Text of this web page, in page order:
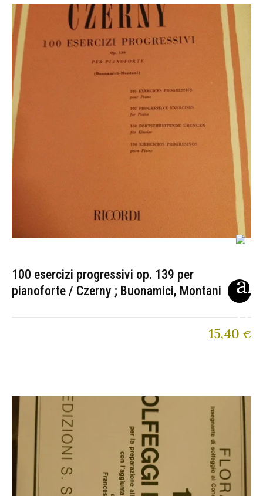
100 esercizi progressivi op. 139 per
pianoforte / Czerny ; Buonamici, Montani
15,40 €